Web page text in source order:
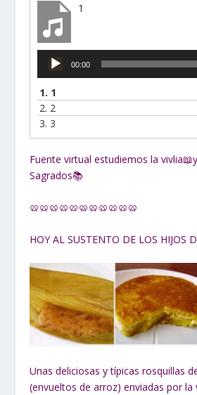
1
Reproductor
audio
00:00
1. 1
2. 2
3. 3
Fuente virtual estudiemos la
Sagrados📚
🥨🥨🥨🥨🥨🥨🥨🥨🥨🥨🥨
HOY AL SUSTENTO DE LOS HIJOS
Unas deliciosas y típicas rosquillas
(envueltos de arroz) enviadas por la